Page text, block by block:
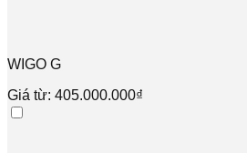
WIGO G
Giá từ: 405.000.000₫